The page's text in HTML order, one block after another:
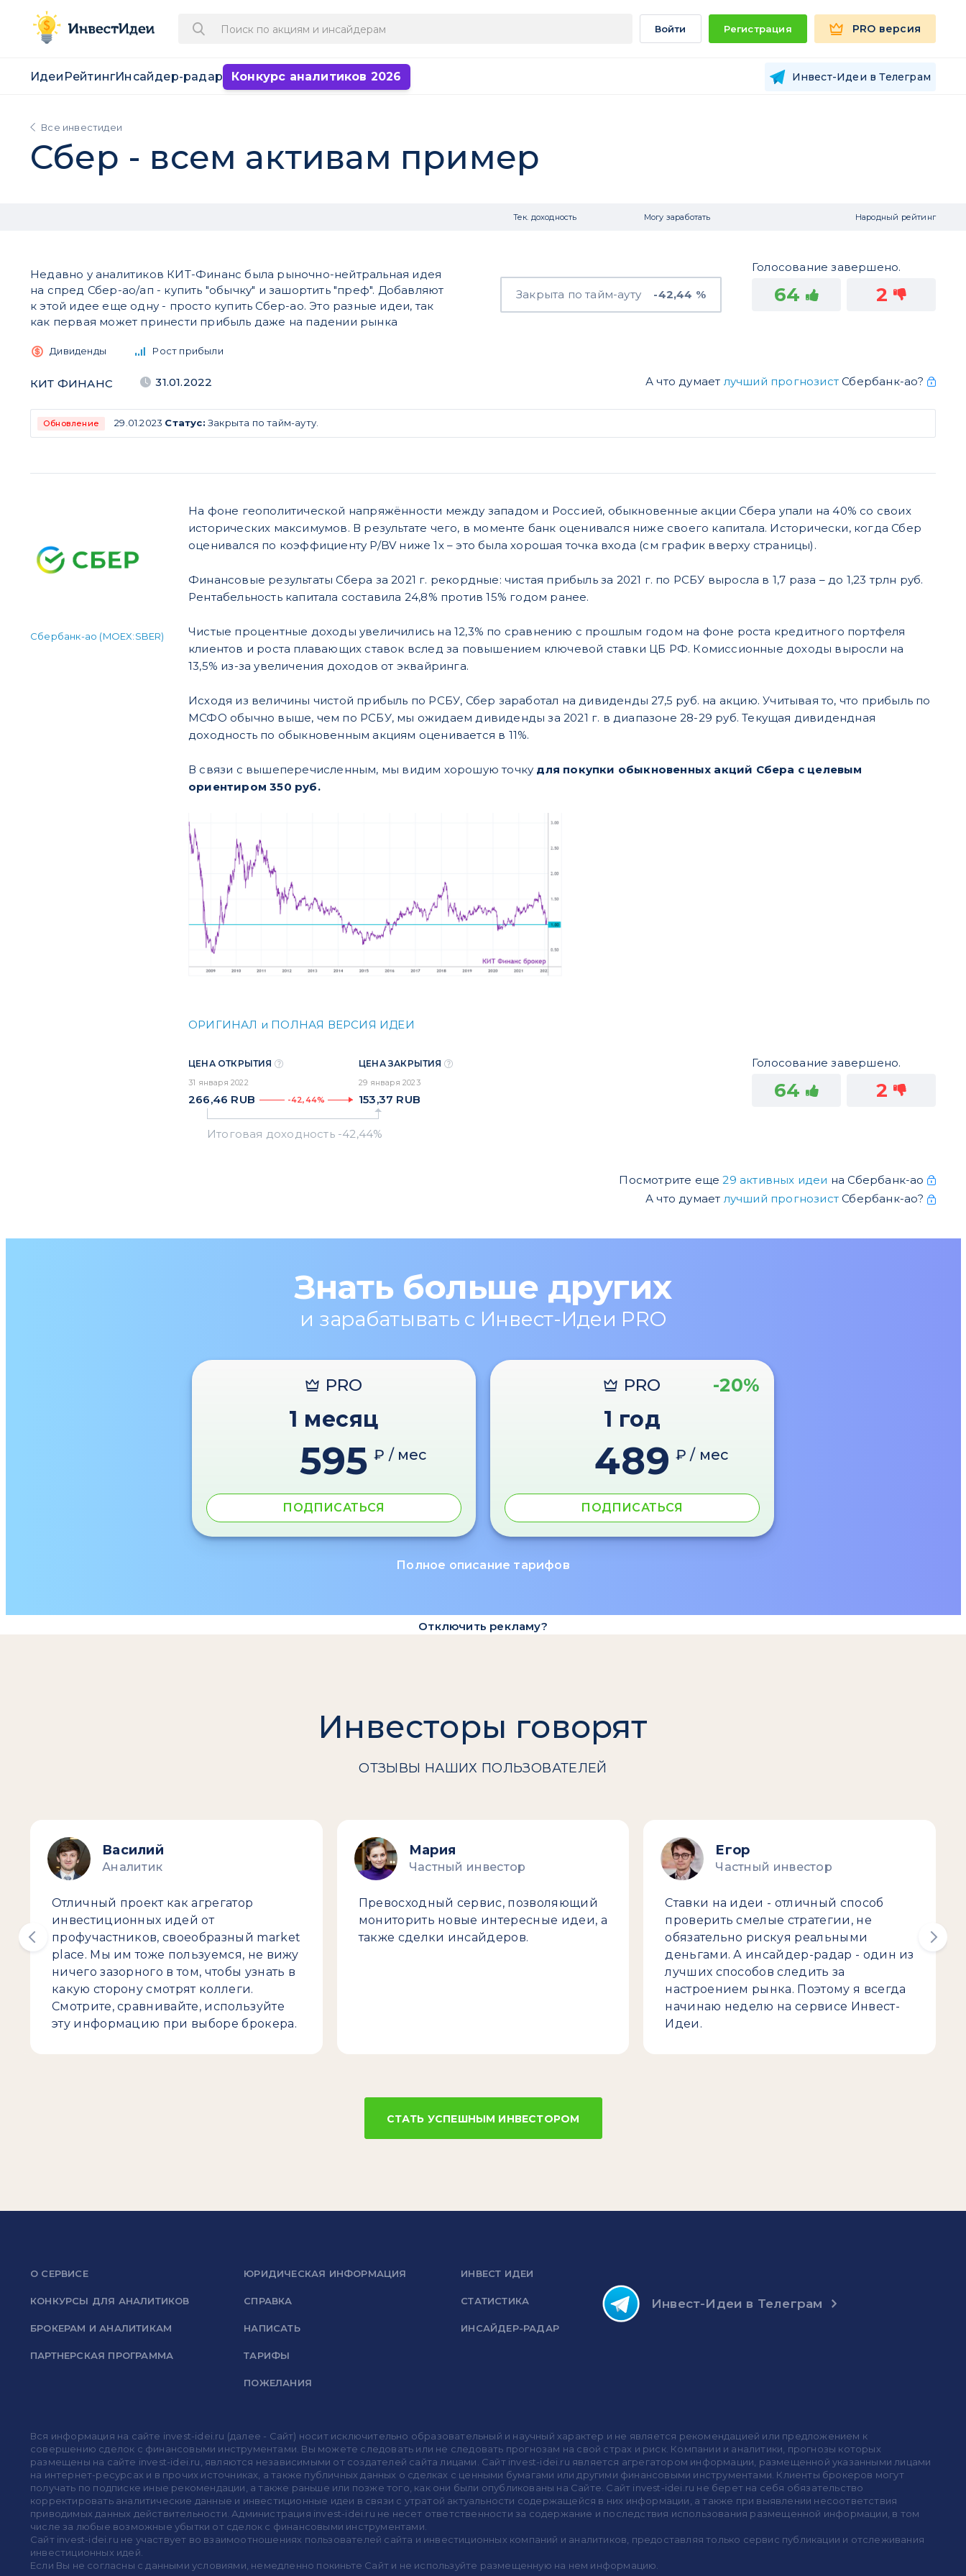
Войти Регистрация PRO версия
Идеи РейтингИнсайдер-радар Конкурс аналитиков 2026 Инвест-Идеи в Телеграм
Все инвестидеи
Сбер - всем активам пример
Тек. доходность Могу заработать Народный рейтинг
Недавно у аналитиков КИТ-Финанс была рыночно-нейтральная идея
на спред Сбер-ао/ап - купить "обычку" и зашортить "преф". Добавляют
к этой идее еще одну - просто купить Сбер-ао. Это разные идеи, так
как первая может принести прибыль даже на падении рынка
Закрыта по тайм-ауту -42,44 %
Голосование завершено.
64 2
Дивиденды Рост прибыли
КИТ ФИНАНС 31.01.2022 А что думает лучший прогнозистСбербанк-ао?
Обновление 29.01.2023 Статус: Закрыта по тайм-ауту.
Сбербанк-ао (MOEX:SBER)
На фоне геополитической напряжённости между западом и Россией, обыкновенные акции Сбера упали на 40% со своих
исторических максимумов. В результате чего, в моменте банк оценивался ниже своего капитала. Исторически, когда Сбер
оценивался по коэффициенту P/BV ниже 1х – это была хорошая точка входа (см график вверху страницы).
Финансовые результаты Сбера за 2021 г. рекордные: чистая прибыль за 2021 г. по РСБУ выросла в 1,7 раза – до 1,23 трлн руб.
Рентабельность капитала составила 24,8% против 15% годом ранее.
Чистые процентные доходы увеличились на 12,3% по сравнению с прошлым годом на фоне роста кредитного портфеля
клиентов и роста плавающих ставок вслед за повышением ключевой ставки ЦБ РФ. Комиссионные доходы выросли на
13,5% из-за увеличения доходов от эквайринга.
Исходя из величины чистой прибыль по РСБУ, Сбер заработал на дивиденды 27,5 руб. на акцию. Учитывая то, что прибыль по
МСФО обычно выше, чем по РСБУ, мы ожидаем дивиденды за 2021 г. в диапазоне 28-29 руб. Текущая дивидендная
доходность по обыкновенным акциям оценивается в 11%.
В связи с вышеперечисленным, мы видим хорошую точку для покупки обыкновенных акций Сбера с целевым
ориентиром 350 руб.
ОРИГИНАЛ и ПОЛНАЯ ВЕРСИЯ ИДЕИ
ЦЕНА ОТКРЫТИЯ
31 января 2022
266,46 RUB -42,44%
ЦЕНА ЗАКРЫТИЯ
29 января 2023
153,37 RUB
Голосование завершено.
64 2
Посмотрите еще29 активных идеи на Сбербанк-ао
А что думает лучший прогнозистСбербанк-ао?
Знать больше других
и зарабатывать с Инвест-Идеи PRO
PRO
1 месяц
595 ₽ / мес
ПОДПИСАТЬСЯ
PRO -20%
1 год
489 ₽ / мес
ПОДПИСАТЬСЯ
Полное описание тарифов
Отключить рекламу?
Инвесторы говорят
ОТЗЫВЫ НАШИХ ПОЛЬЗОВАТЕЛЕЙ
Василий
Аналитик
Отличный проект как агрегатор
инвестиционных идей от
профучастников, своеобразный market
place. Мы им тоже пользуемся, не вижу
ничего зазорного в том, чтобы узнать в
какую сторону смотрят коллеги.
Смотрите, сравнивайте, используйте
эту информацию при выборе брокера.
Мария
Частный инвестор
Превосходный сервис, позволяющий
мониторить новые интересные идеи, а
также сделки инсайдеров.
Егор
Частный инвестор
Ставки на идеи - отличный способ
проверить смелые стратегии, не
обязательно рискуя реальными
деньгами. А инсайдер-радар - один из
лучших способов следить за
настроением рынка. Поэтому я всегда
начинаю неделю на сервисе Инвест-
Идеи.
СТАТЬ УСПЕШНЫМ ИНВЕСТОРОМ
Инвест-Идеи в Телеграм
О СЕРВИСЕ
КОНКУРСЫ ДЛЯ АНАЛИТИКОВ
БРОКЕРАМ И АНАЛИТИКАМ
ПАРТНЕРСКАЯ ПРОГРАММА
ЮРИДИЧЕСКАЯ ИНФОРМАЦИЯ
СПРАВКА
НАПИСАТЬ
ТАРИФЫ
ПОЖЕЛАНИЯ
ИНВЕСТ ИДЕИ
СТАТИСТИКА
ИНСАЙДЕР-РАДАР
Вся информация на сайте invest-idei.ru (далее - Сайт) носит исключительно образовательный и научный характер и не является рекомендацией или предложением к
совершению сделок с финансовыми инструментами. Вы можете следовать или не следовать прогнозам на свой страх и риск. Компании и аналитики, прогнозы которых
размещены на сайте invest-idei.ru, являются независимыми от создателей сайта лицами. Сайт invest-idei.ru является агрегатором информации, размещенной указанными лицами
на интернет-ресурсах и в прочих источниках, а также публичных данных о сделках с ценными бумагами или другими финансовыми инструментами. Клиенты брокеров могут
получать по подписке иные рекомендации, а также раньше или позже того, как они были опубликованы на Сайте. Сайт invest-idei.ru не берет на себя обязательство
корректировать аналитические данные и инвестиционные идеи в связи с утратой актуальности содержащейся в них информации, а также при выявлении несоответствия
приводимых данных действительности. Администрация invest-idei.ru не несет ответственности за содержание и последствия использования размещенной информации, в том
числе за любые возможные убытки от сделок с финансовыми инструментами.
Сайт invest-idei.ru не участвует во взаимоотношениях пользователей сайта и инвестиционных компаний и аналитиков, предоставляя только сервис публикации и отслеживания
инвестиционных идей.
Если Вы не согласны с данными условиями, немедленно покиньте Сайт и не используйте размещенную на нем информацию.